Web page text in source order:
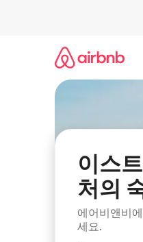
이스
처의
에어비앤비
세요.